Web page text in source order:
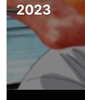
2023